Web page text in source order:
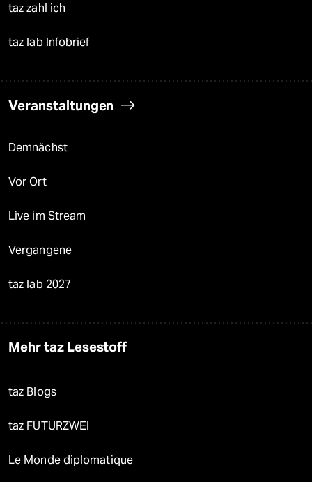
taz zahl ich
taz lab Infobrief
Veranstaltungen
Demnächst
Vor Ort
Live im Stream
Vergangene
taz lab 2027
Mehr taz Lesestoff
taz Blogs
taz FUTURZWEI
Le Monde diplomatique